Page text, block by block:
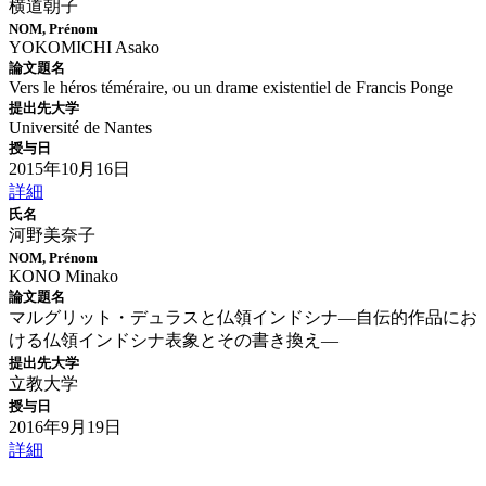
横道朝子
NOM, Prénom
YOKOMICHI Asako
論文題名
Vers le héros téméraire, ou un drame existentiel de Francis Ponge
提出先大学
Université de Nantes
授与日
2015年10月16日
詳細
氏名
河野美奈子
NOM, Prénom
KONO Minako
論文題名
マルグリット・デュラスと仏領インドシナ―自伝的作品にお
ける仏領インドシナ表象とその書き換え―
提出先大学
立教大学
授与日
2016年9月19日
詳細